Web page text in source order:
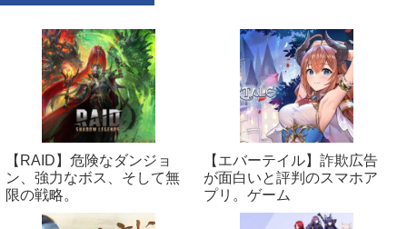
【RAID】危険なダンジョ
ン、強力なボス、そして無
限の戦略。
【エバーテイル】詐欺広告
が面白いと評判のスマホア
プリ。ゲーム